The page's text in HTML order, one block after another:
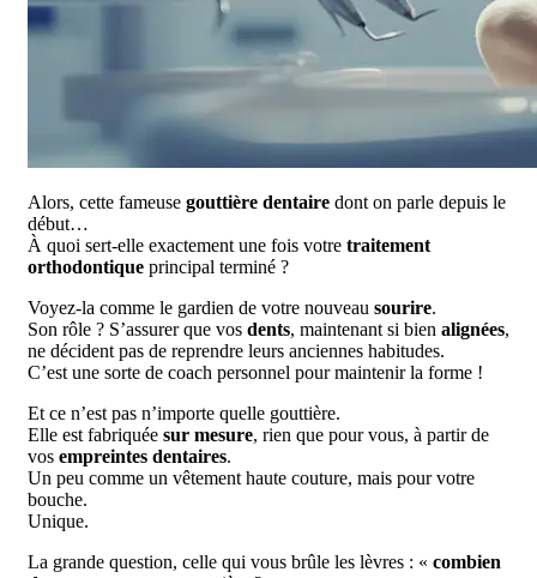
Alors, cette fameuse gouttière dentaire dont on parle depuis le
début…
À quoi sert-elle exactement une fois votre traitement
orthodontique principal terminé ?
Voyez-la comme le gardien de votre nouveau sourire.
Son rôle ? S’assurer que vos dents, maintenant si bien alignées,
ne décident pas de reprendre leurs anciennes habitudes.
C’est une sorte de coach personnel pour maintenir la forme !
Et ce n’est pas n’importe quelle gouttière.
Elle est fabriquée sur mesure, rien que pour vous, à partir de
vos empreintes dentaires.
Un peu comme un vêtement haute couture, mais pour votre
bouche.
Unique.
La grande question, celle qui vous brûle les lèvres : « combien